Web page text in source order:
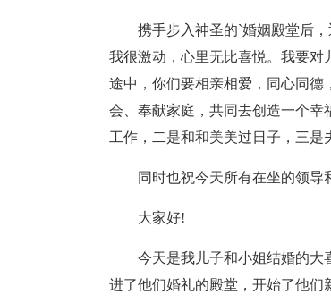
携手步入神圣的`婚姻殿堂后
我很激动，心里无比喜悦。我要
途中，你们要相亲相爱，同心同
会、奉献家庭，共同去创造一个
工作，二是和和美美过日子，三是
同时也祝今天所有在坐的领
大家好!
今天是我儿子和小姐结婚的大
进了他们婚礼的殿堂，开始了他